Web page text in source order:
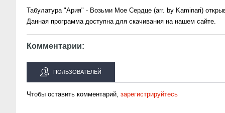
Табулатура "Ария" - Возьми Мое Сердце (arr. by Kaminari)
Данная программа доступна для скачивания на нашем сайте.
Комментарии:
ПОЛЬЗОВАТЕЛЕЙ
Чтобы оставить комментарий, зарегистрируйтесь